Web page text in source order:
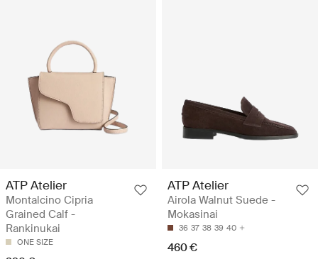
ATP Atelier
Montalcino Cipria
Grained Calf -
Rankinukai
ONE SIZE
ATP Atelier
Airola Walnut Suede -
Mokasinai
36 37 38 39 40
460 €